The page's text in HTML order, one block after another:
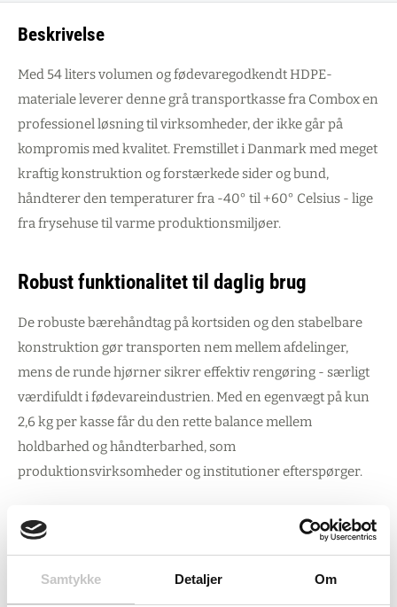
Samtykke Detaljer Om
Beskrivelse
Med 54 liters volumen og fødevaregodkendt HDPE-
materiale leverer denne grå transportkasse fra Combox en
professionel løsning til virksomheder, der ikke går på
kompromis med kvalitet. Fremstillet i Danmark med meget
kraftig konstruktion og forstærkede sider og bund,
håndterer den temperaturer fra -40° til +60° Celsius - lige
fra frysehuse til varme produktionsmiljøer.
Robust funktionalitet til daglig brug
De robuste bærehåndtag på kortsiden og den stabelbare
konstruktion gør transporten nem mellem afdelinger,
mens de runde hjørner sikrer effektiv rengøring - særligt
værdifuldt i fødevareindustrien. Med en egenvægt på kun
2,6 kg per kasse får du den rette balance mellem
holdbarhed og håndterbarhed, som
produktionsvirksomheder og institutioner efterspørger.
Smart økonomi med 32 stk. på palle
Kvalitetskasser, der optimerer både lagerplads og budget.